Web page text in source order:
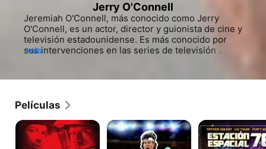
Jerry O'Connell
Jeremiah O'Connell, más conocido como Jerry
O'Connell, es un actor, director y guionista de cine y
televisión estadounidense. Es más conocido por
sus intervenciones en las series de televisión
Piranha 3D.
MÁS
Películas
Misión
Marte
Pisando
El
Balón
Space
Station
76